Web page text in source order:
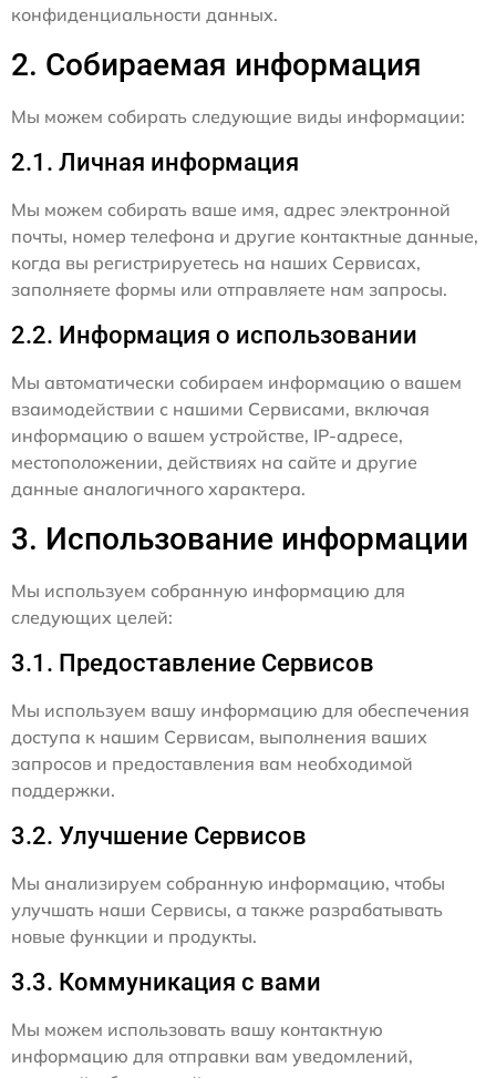
конфиденциальности данных.
2. Собираемая информация
Мы можем собирать следующие виды информации:
2.1. Личная информация
Мы можем собирать ваше имя, адрес электронной
почты, номер телефона и другие контактные данные,
когда вы регистрируетесь на наших Сервисах,
заполняете формы или отправляете нам запросы.
2.2. Информация о использовании
Мы автоматически собираем информацию о вашем
взаимодействии с нашими Сервисами, включая
информацию о вашем устройстве, IP-адресе,
местоположении, действиях на сайте и другие
данные аналогичного характера.
3. Использование информации
Мы используем собранную информацию для
следующих целей:
3.1. Предоставление Сервисов
Мы используем вашу информацию для обеспечения
доступа к нашим Сервисам, выполнения ваших
запросов и предоставления вам необходимой
поддержки.
3.2. Улучшение Сервисов
Мы анализируем собранную информацию, чтобы
улучшать наши Сервисы, а также разрабатывать
новые функции и продукты.
3.3. Коммуникация с вами
Мы можем использовать вашу контактную
информацию для отправки вам уведомлений,